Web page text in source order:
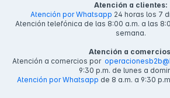
Atención a clientes:
Atención por Whatsapp 24 horas los 7
Atención telefónica de las 8:00 a.m. a las
semana.
Atención a
Atención a comercios por
9:30 p.m. de lunes a
Atención por Whatsapp de 8 a.m. a 9:30